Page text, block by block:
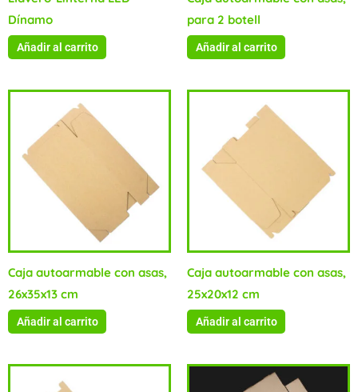
Dínamo
Añadir al carrito
para 2 botell
Añadir al carrito
Caja autoarmable con asas,
26x35x13 cm
Añadir al carrito
Caja autoarmable con asas,
25x20x12 cm
Añadir al carrito